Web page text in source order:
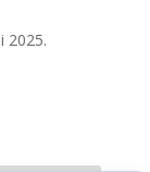
2025.